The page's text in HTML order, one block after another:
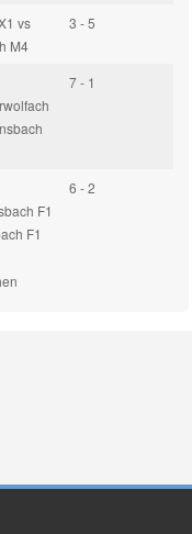
vs
M4
3 - 5
7 - 1
F1
F1
6 - 2